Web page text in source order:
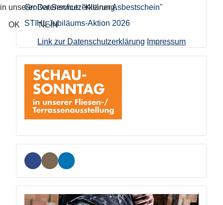
Großer Service: "Kleiner Asbestschein"
STIHL Jubiläums-Aktion 2026
in unserer Datenschutzerklärung.
OK NEIN
Link zur Datenschutzerklärung Impressum